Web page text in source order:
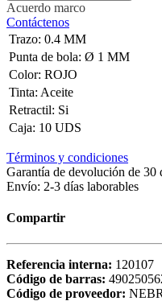
Acuerdo marco
Contáctenos
Trazo: 0.4 MM
Punta de bola: Ø 1 MM
Color: ROJO
Tinta: Aceite
Retractil: Si
Caja: 10 UDS
Términos y condiciones
Garantía de devolución de 30
Envío: 2-3 días laborables
Compartir
Referencia interna: 120107
Código de barras:
Código de proveedor: NEBR